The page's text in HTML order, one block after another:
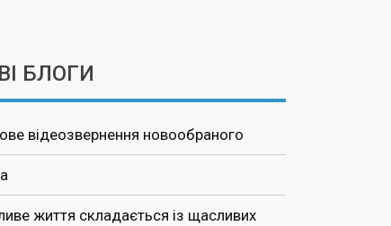
БЛОГИ
відеозвернення новообраного
життя складається із щасливих